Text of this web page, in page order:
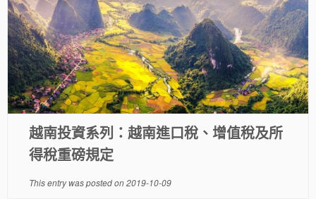
越南投資系列：越南進口稅、增值稅及所
得稅重磅規定
This entry was posted on2019-10-09